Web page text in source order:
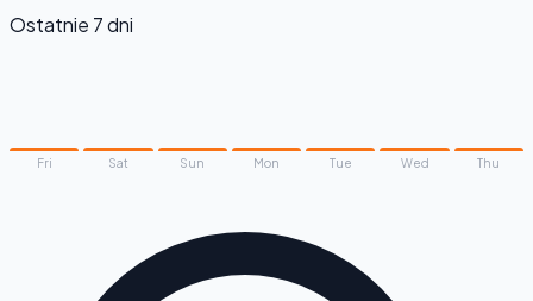
Ostatnie 7 dni
Fri Sat Sun Mon Tue Wed Thu